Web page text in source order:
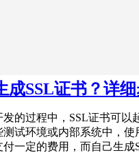
成SSL证书？详
的过程中，SSL证书可以
试环境或内部系统中，使
一定的费用，而自己生成